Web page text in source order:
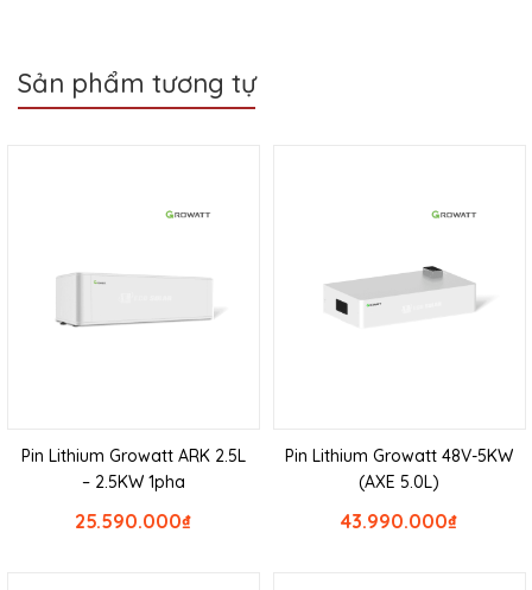
Sản phẩm tương tự
Pin Lithium Growatt ARK 2.5L
– 2.5KW 1pha
₫
25.590.000
Pin Lithium Growatt 48V-5KW
(AXE 5.0L)
₫
43.990.000